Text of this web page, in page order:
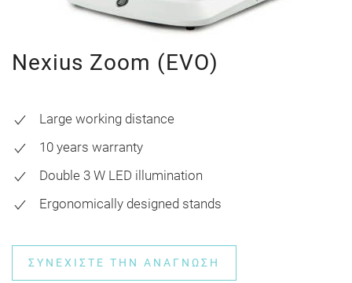
Nexius Zoom (EVO)
Large working distance
10 years warranty
Double 3 W LED illumination
Ergonomically designed stands
ΣΥΝΕΧΊΣΤΕ ΤΗΝ ΑΝΆΓΝΩΣΗ